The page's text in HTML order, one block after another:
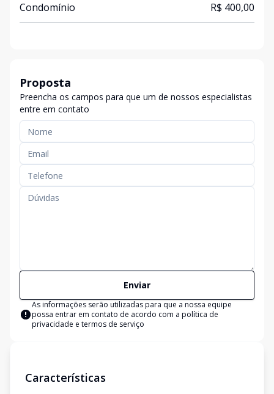
Condomínio R$ 400,00
Proposta
Preencha os campos para que um de nossos especialistas
entre em contato
Enviar
As informações serão utilizadas para que a nossa equipe
possa entrar em contato de acordo com a política de
privacidade e termos de serviço
Características